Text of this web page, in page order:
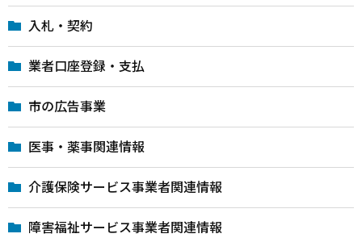
入札・契約
業者口座登録・支払
市の広告事業
医事・薬事関連情報
介護保険サービス事業者関連情報
障害福祉サービス事業者関連情報